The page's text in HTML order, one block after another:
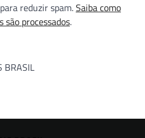
reduzir spam.Saiba como
são processados.
BRASIL